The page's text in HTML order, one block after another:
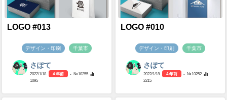
LOGO #013
デザイン・印刷 千葉市
さぽて
2022/1/18 4 年前
- №10255
1095
LOGO #010
デザイン・印刷 千葉市
さぽて
2022/1/18 4 年前
- №10252
2215